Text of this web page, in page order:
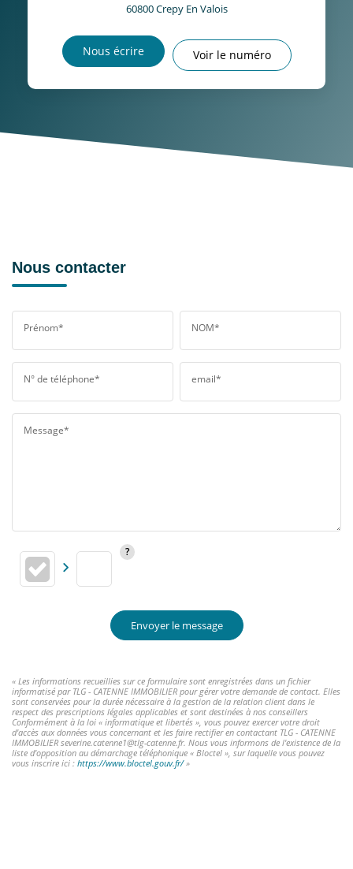
60800Crepy En Valois
Nous écrire Voir le numéro
Nous contacter
Prénom* NOM*
N° de téléphone* email*
Message*
Envoyer le message
« Les informations recueillies sur ce formulaire sont enregistrées dans un fichier
informatisé par TLG - CATENNE IMMOBILIER pour gérer votre demande de contact. Elles
sont conservées pour la durée nécessaire à la gestion de la relation client dans le
respect des prescriptions légales applicables et sont destinées à nos conseillers
Conformément à la loi « informatique et libertés », vous pouvez exercer votre droit
d'accès aux données vous concernant et les faire rectifier en contactant TLG - CATENNE
IMMOBILIER severine.catenne1@tlg-catenne.fr. Nous vous informons de l'existence de la
liste d'opposition au démarchage téléphonique « Bloctel », sur laquelle vous pouvez
vous inscrire ici : https://www.bloctel.gouv.fr/»